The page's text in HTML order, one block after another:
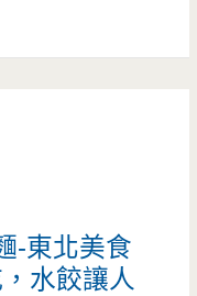
-東北美食
水餃讓人